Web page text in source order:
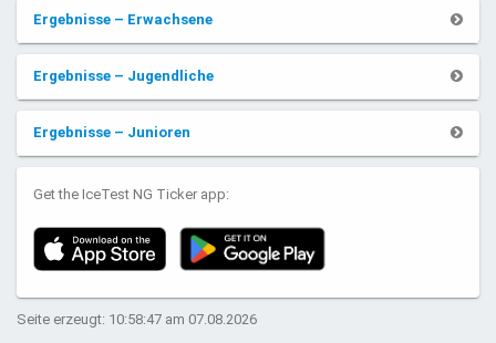
Ergebnisse – Erwachsene
Ergebnisse – Jugendliche
Ergebnisse – Junioren
Get the IceTest NG Ticker app:
Seite erzeugt: 10:58:47 am 07.08.2026